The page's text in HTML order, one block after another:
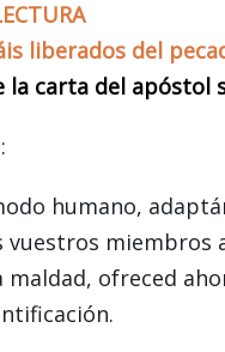
liberados del
la carta del apóstol
humano,
miembros
maldad, ofreced